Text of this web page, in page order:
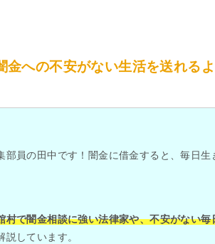
への不安がない生活を送れるよ
部員の田中です！闇金に借金すると、毎日生
村で闇金相談に強い法律家や、不安がない毎
説しています。